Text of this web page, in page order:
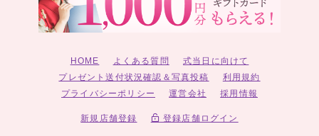
HOME よくある質問
式当日に向けて
プレゼント送付状況確認＆写真投稿
利用規約
プライバシーポリシー
運営会社 採用情報
新規店舗登録 登録店舗ログイン